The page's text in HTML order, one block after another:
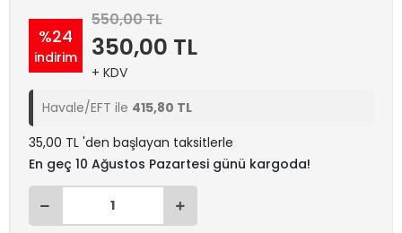
%24
indirim
550,00 TL
350,00 TL
+ KDV
Havale/EFT ile 415,80 TL
35,00 TL 'den başlayan taksitlerle
En geç 10 Ağustos Pazartesi günü kargoda!